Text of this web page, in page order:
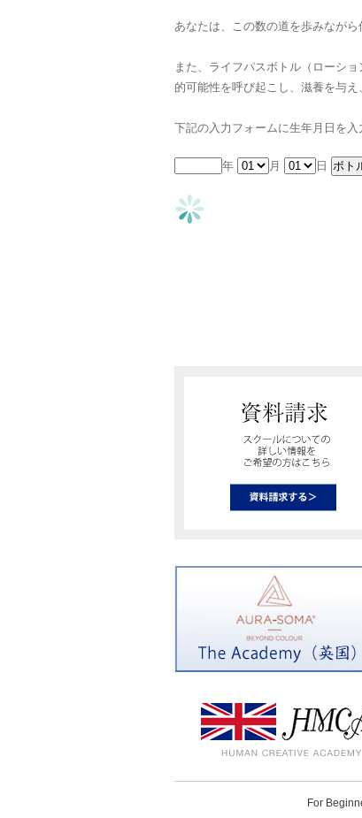
あなたは、この数の道を歩みなが
また、ライフパスボトル（ローシ
的可能性を呼び起こし、滋養を与
下記の入力フォームに生年月日を
年 月 日
For